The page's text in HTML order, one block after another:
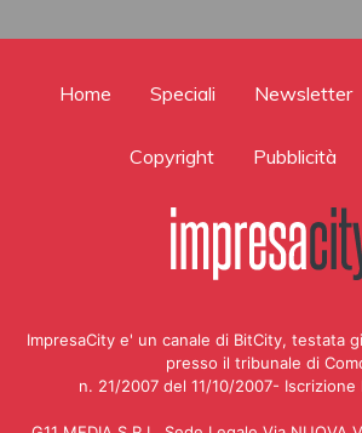
Home Speciali Newsletter
Copyright Pubblicità
ImpresaCity e' un canale di BitCity, testata
presso il tribunale di
n. 21/2007 del 11/10/2007- Iscrizione